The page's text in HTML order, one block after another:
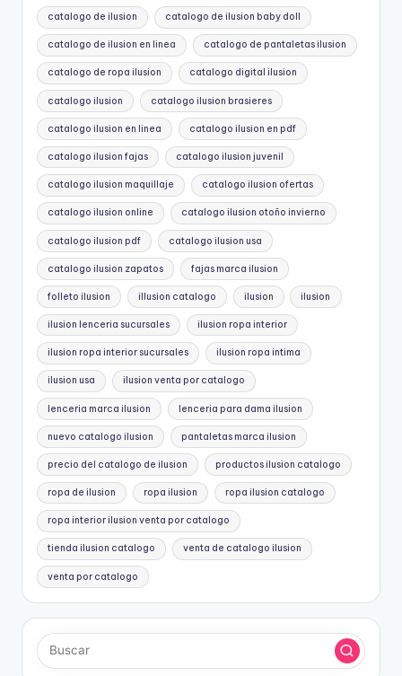
catalogo de ilusion catalogo de ilusion baby doll
catalogo de ilusion en linea catalogo de pantaletas ilusion
catalogo de ropa ilusion catalogo digital ilusion
catalogo ilusion catalogo ilusion brasieres
catalogo ilusion en linea catalogo ilusion en pdf
catalogo ilusion fajas catalogo ilusion juvenil
catalogo ilusion maquillaje catalogo ilusion ofertas
catalogo ilusion online catalogo ilusion otoño invierno
catalogo ilusion pdf catalogo ilusion usa
catalogo ilusion zapatos fajas marca ilusion
folleto ilusion illusion catalogo ilusion ilusion
ilusion lenceria sucursales ilusion ropa interior
ilusion ropa interior sucursales ilusion ropa intima
ilusion usa ilusion venta por catalogo
lenceria marca ilusion lenceria para dama ilusion
nuevo catalogo ilusion pantaletas marca ilusion
precio del catalogo de ilusion productos ilusion catalogo
ropa de ilusion ropa ilusion ropa ilusion catalogo
ropa interior ilusion venta por catalogo
tienda ilusion catalogo venta de catalogo ilusion
venta por catalogo